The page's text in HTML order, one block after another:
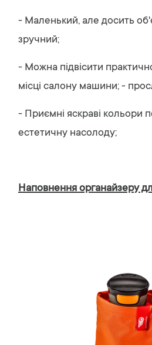
- Маленький, але досить
зручний;
- Можна підвісити
місці салону машини; -
- Приємні яскраві кольори
естетичну насолоду;
Наповнення органайзеру для